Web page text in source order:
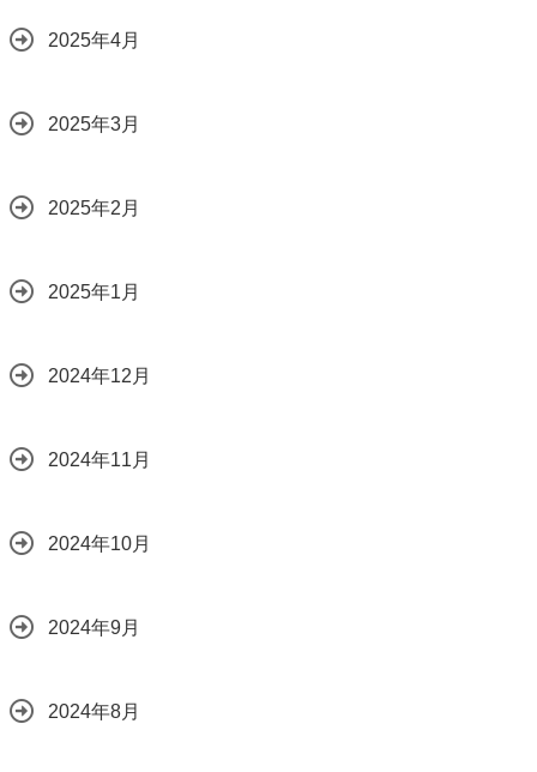
2025年4月
2025年3月
2025年2月
2025年1月
2024年12月
2024年11月
2024年10月
2024年9月
2024年8月